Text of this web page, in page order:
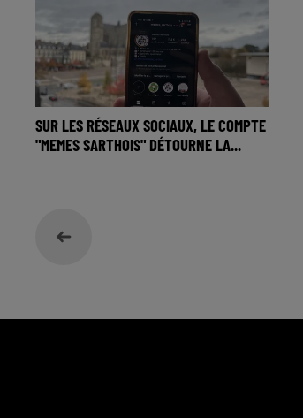
SUR LES RÉSEAUX SOCIAUX, LE COMPTE
"MEMES SARTHOIS" DÉTOURNE LA...